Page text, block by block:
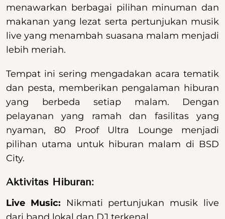
menawarkan berbagai pilihan minuman dan
makanan yang lezat serta pertunjukan musik
live yang menambah suasana malam menjadi
lebih meriah.
Tempat ini sering mengadakan acara tematik
dan pesta, memberikan pengalaman hiburan
yang berbeda setiap malam. Dengan
pelayanan yang ramah dan fasilitas yang
nyaman, 80 Proof Ultra Lounge menjadi
pilihan utama untuk hiburan malam di BSD
City.
Aktivitas Hiburan:
Live Music: Nikmati pertunjukan musik live